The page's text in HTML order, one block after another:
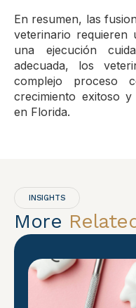
En resumen, las
veterinario requieren
una ejecución
adecuada, los
complejo proceso
crecimiento exitoso
en Florida.
INSIGHTS
More